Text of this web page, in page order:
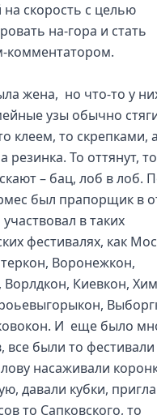
на скорость с целью
на-гора и стать
комментатором.
жена, но что-то у
узы обычно
клеем, то скрепками,
резинка. То оттянут,
– бац, лоб в лоб.
был прапорщик в
в таких
фестивалях, как
Воронежкон,
Киевкон,
И еще было
все были то
насаживали
давали кубки,
то Сапковского, то